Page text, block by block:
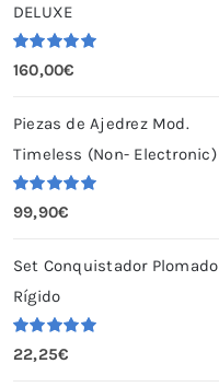
DELUXE
Valorado
con 5.00
160,00€
Piezas de Ajedrez Mod.
Timeless (Non- Electronic)
Valorado
con 5.00
99,90€
Set Conquistador Plomado
Rígido
Valorado
con
5.00
22,25€